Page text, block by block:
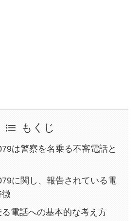
もくじ
は警察を名乗る不審電話と
に関し、報告されている電
電話への基本的な考え方